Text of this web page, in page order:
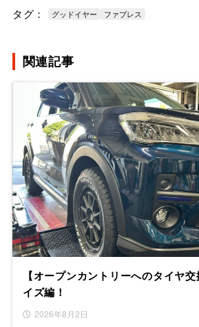
タグ： グッドイヤー ファブレス
関連記事
【オープンカントリーへのタイヤ
イズ編！
2026年8月2日